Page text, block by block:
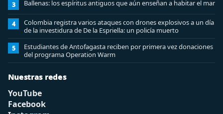
3 Ballenas: los espíritus antiguos que aún enseñan a habitar el mar
4
Colombia registra varios ataques con drones explosivos a un día
de la investidura de De la Espriella: un policía muerto
5
Estudiantes de Antofagasta reciben por primera vez donaciones
del programa Operation Warm
Nuestras redes
YouTube
Facebook